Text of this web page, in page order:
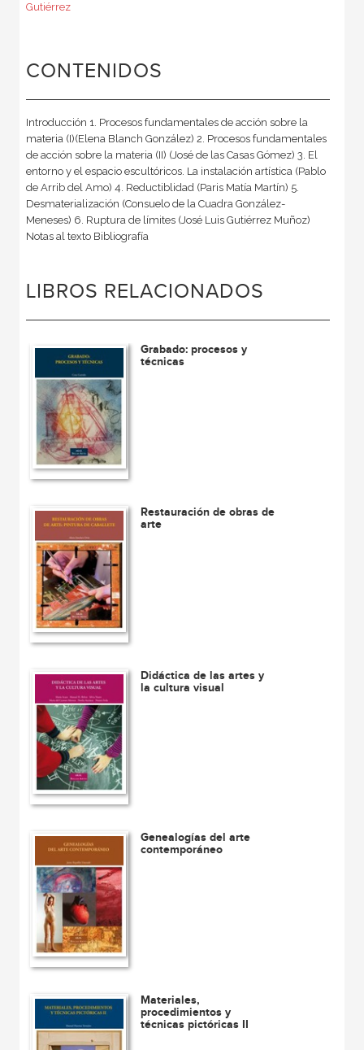
Gutiérrez
CONTENIDOS
Introducción 1. Procesos fundamentales de acción sobre la
materia (I)(Elena Blanch González) 2. Procesos fundamentales
de acción sobre la materia (II) (José de las Casas Gómez) 3. El
entorno y el espacio escultóricos. La instalación artística (Pablo
de Arrib del Amo) 4. Reductiblidad (Paris Matía Martín) 5.
Desmaterialización (Consuelo de la Cuadra González-
Meneses) 6. Ruptura de límites (José Luis Gutiérrez Muñoz)
Notas al texto Bibliografía
LIBROS RELACIONADOS
Grabado: procesos y
técnicas
Restauración de obras de
arte
Didáctica de las artes y
la cultura visual
Genealogías del arte
contemporáneo
Materiales,
procedimientos y
técnicas pictóricas II